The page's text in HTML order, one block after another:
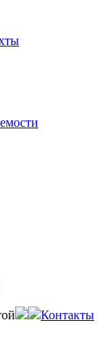
Контакты